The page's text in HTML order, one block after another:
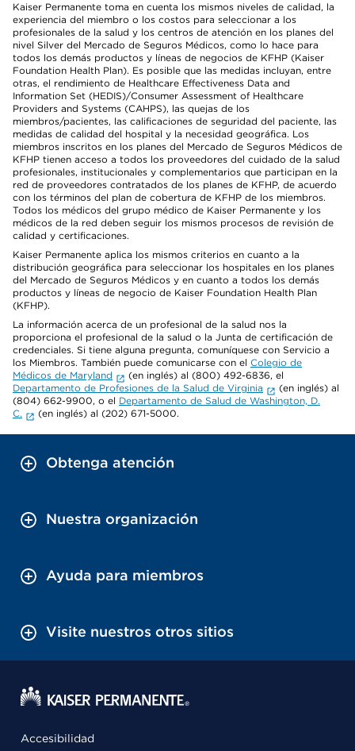
Kaiser Permanente toma en cuenta los mismos niveles de calidad, la
experiencia del miembro o los costos para seleccionar a los
profesionales de la salud y los centros de atención en los planes del
nivel Silver del Mercado de Seguros Médicos, como lo hace para
todos los demás productos y líneas de negocios de KFHP (Kaiser
Foundation Health Plan). Es posible que las medidas incluyan, entre
otras, el rendimiento de Healthcare Effectiveness Data and
Information Set (HEDIS)/Consumer Assessment of Healthcare
Providers and Systems (CAHPS), las quejas de los
miembros/pacientes, las calificaciones de seguridad del paciente, las
medidas de calidad del hospital y la necesidad geográfica. Los
miembros inscritos en los planes del Mercado de Seguros Médicos de
KFHP tienen acceso a todos los proveedores del cuidado de la salud
profesionales, institucionales y complementarios que participan en la
red de proveedores contratados de los planes de KFHP, de acuerdo
con los términos del plan de cobertura de KFHP de los miembros.
Todos los médicos del grupo médico de Kaiser Permanente y los
médicos de la red deben seguir los mismos procesos de revisión de
calidad y certificaciones.
Kaiser Permanente aplica los mismos criterios en cuanto a la
distribución geográfica para seleccionar los hospitales en los planes
del Mercado de Seguros Médicos y en cuanto a todos los demás
productos y líneas de negocio de Kaiser Foundation Health Plan
(KFHP).
La información acerca de un profesional de la salud nos la
proporciona el profesional de la salud o la Junta de certificación de
credenciales. Si tiene alguna pregunta, comuníquese con Servicio a
los Miembros. También puede comunicarse con el Colegio de
Médicos de Maryland
(en inglés) al (800) 492-6836, el
Departamento de Profesiones de la Salud de Virginia
(en inglés) al
(804) 662-9900, o el Departamento de Salud de Washington, D.
C.
(en inglés) al (202) 671-5000.
Obtenga atención
Nuestra organización
Ayuda para miembros
Visite nuestros otros sitios
Accesibilidad